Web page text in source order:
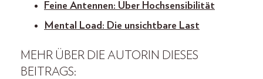
Feine Antennen: Über Hochsensibilität
Mental Load: Die unsichtbare Last
MEHR ÜBER DIE AUTORIN DIESES
BEITRAGS: